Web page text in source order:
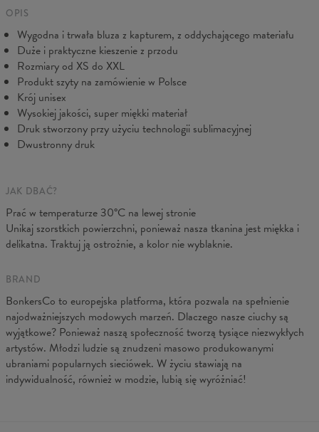
Mierzone na płasko
CM XS S M L XL XXL
XXXL
A - Długość
65 67 69
B - Sz. klatki
C - Długość ręk.
61 62 63
OPIS
Wygodna i trwała bluza z kapturem, z oddychającego materiału
Duże i praktyczne kieszenie z przodu
Rozmiary od XS do XXL
Produkt szyty na zamówienie w Polsce
Krój unisex
Wysokiej jakości, super miękki materiał
Druk stworzony przy użyciu technologii sublimacyjnej
Dwustronny druk
JAK DBAĆ?
Prać w temperaturze 30°C na lewej stronie
Unikaj szorstkich powierzchni, ponieważ nasza tkanina jest miękka i
delikatna. Traktuj ją ostrożnie, a kolor nie wyblaknie.
BRAND
BonkersCo to europejska platforma, która pozwala na spełnienie
najodważniejszych modowych marzeń. Dlaczego nasze ciuchy są
wyjątkowe? Ponieważ naszą społeczność tworzą tysiące niezwykłych
artystów. Młodzi ludzie są znudzeni masowo produkowanymi
ubraniami popularnych sieciówek. W życiu stawiają na
indywidualność, również w modzie, lubią się wyróżniać!